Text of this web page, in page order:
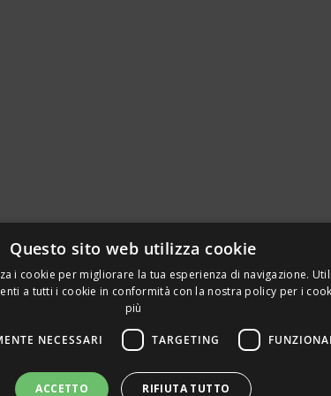
DELLA TORRE, 15 – 20127 – MILANO – P. IVA
Questo sito web utilizza cookie
i cookie per migliorare la tua esperienza di navigazione.
a tutti i cookie in conformità con la nostra policy per i
più
NECESSARI TARGETING
ACCETTO RIFIUTA TUTTO